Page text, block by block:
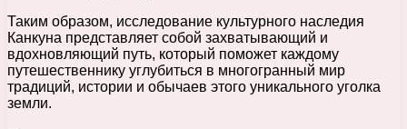
Таким образом, исследование культурного наследия
Канкуна представляет собой захватывающий и
вдохновляющий путь, который поможет каждому
путешественнику углубиться в многогранный мир
традиций, истории и обычаев этого уникального уголка
земли.